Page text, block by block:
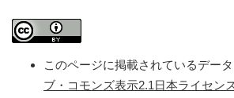
このページに掲載されているデータ
ブ・コモンズ表示2.1日本ライセン